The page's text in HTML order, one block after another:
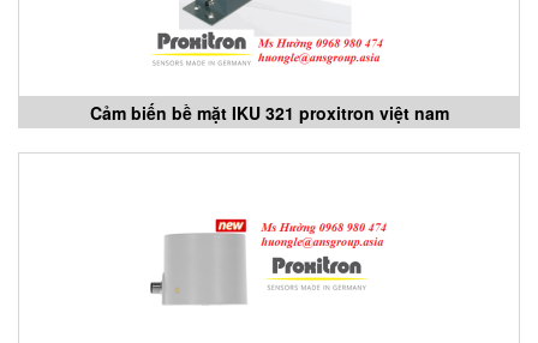
Cảm biến bề mặt IKU 321 proxitron việt nam